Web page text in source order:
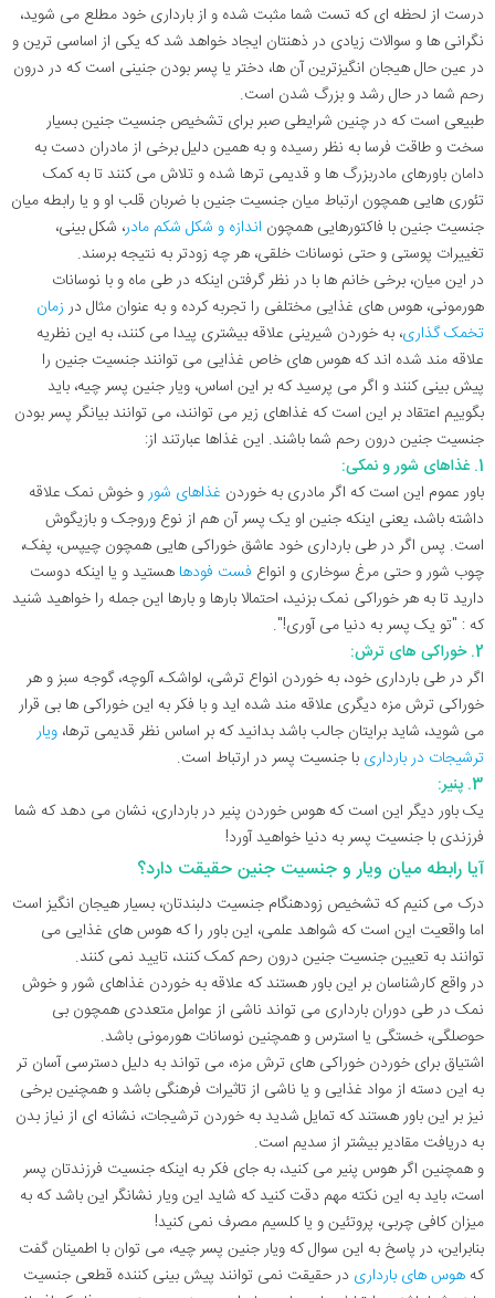
درست از لحظه ای که تست شما مثبت شده و از بارداری خود مطلع می شوید،
نگرانی ها و سوالات زیادی در ذهنتان ایجاد خواهد شد که یکی از اساسی ترین و
در عین حال هیجان انگیزترین آن ها، دختر یا پسر بودن جنینی است که در درون
رحم شما در حال رشد و بزرگ شدن است.
طبیعی است که در چنین شرایطی صبر برای تشخیص جنسیت جنین بسیار
سخت و طاقت فرسا به نظر رسیده و به همین دلیل برخی از مادران دست به
دامان باورهای مادربزرگ ها و قدیمی ترها شده و تلاش می کنند تا به کمک
تئوری هایی همچون ارتباط میان جنسیت جنین با ضربان قلب او و یا رابطه میان
جنسیت جنین با فاکتورهایی همچون اندازه و شکل شکم مادر، شکل بینی،
تغییرات پوستی و حتی نوسانات خلقی، هر چه زودتر به نتیجه برسند.
در این میان، برخی خانم ها با در نظر گرفتن اینکه در طی ماه و با نوسانات
هورمونی، هوس های غذایی مختلفی را تجربه کرده و به عنوان مثال در زمان
تخمک گذاری، به خوردن شیرینی علاقه بیشتری پیدا می کنند، به این نظریه
علاقه مند شده اند که هوس های خاص غذایی می توانند جنسیت جنین را
پیش بینی کنند و اگر می پرسید که بر این اساس، ویار جنین پسر چیه، باید
بگوییم اعتقاد بر این است که غذاهای زیر می توانند، می توانند بیانگر پسر بودن
جنسیت جنین درون رحم شما باشند. این غذاها عبارتند از:
1. غذاهای شور و نمکی:
باور عموم این است که اگر مادری به خوردن غذاهای شورو خوش نمک علاقه
داشته باشد، یعنی اینکه جنین او یک پسر آن هم از نوع وروجک و بازیگوش
است. پس اگر در طی بارداری خود عاشق خوراکی هایی همچون چیپس، پفک،
چوب شور و حتی مرغ سوخاری و انواع فست فودها هستید و یا اینکه دوست
دارید تا به هر خوراکی نمک بزنید، احتمالا بارها و بارها این جمله را خواهید شنید
که : "تو یک پسر به دنیا می آوری!".
2. خوراکی های ترش:
اگر در طی بارداری خود، به خوردن انواع ترشی، لواشک، آلوچه، گوجه سبز و هر
خوراکی ترش مزه دیگری علاقه مند شده اید و با فکر به این خوراکی ها بی قرار
می شوید، شاید برایتان جالب باشد بدانید که بر اساس نظر قدیمی ترها، ویار
ترشیجات در بارداری با جنسیت پسر در ارتباط است.
3. پنیر:
یک باور دیگر این است که هوس خوردن پنیر در بارداری، نشان می دهد که شما
فرزندی با جنسیت پسر به دنیا خواهید آورد!
آیا رابطه میان ویار و جنسیت جنین حقیقت دارد؟
درک می کنیم که تشخیص زودهنگام جنسیت دلبندتان، بسیار هیجان انگیز است
اما واقعیت این است که شواهد علمی، این باور را که هوس های غذایی می
توانند به تعیین جنسیت جنین درون رحم کمک کنند، تایید نمی کنند.
در واقع کارشناسان بر این باور هستند که علاقه به خوردن غذاهای شور و خوش
نمک در طی دوران بارداری می تواند ناشی از عوامل متعددی همچون بی
حوصلگی، خستگی یا استرس و همچنین نوسانات هورمونی باشد.
اشتیاق برای خوردن خوراکی های ترش مزه، می تواند به دلیل دسترسی آسان تر
به این دسته از مواد غذایی و یا ناشی از تاثیرات فرهنگی باشد و همچنین برخی
نیز بر این باور هستند که تمایل شدید به خوردن ترشیجات، نشانه ای از نیاز بدن
به دریافت مقادیر بیشتر از سدیم است.
و همچنین اگر هوس پنیر می کنید، به جای فکر به اینکه جنسیت فرزندتان پسر
است، باید به این نکته مهم دقت کنید که شاید این ویار نشانگر این باشد که به
میزان کافی چربی، پروتئین و یا کلسیم مصرف نمی کنید!
بنابراین، در پاسخ به این سوال که ویار جنین پسر چیه، می توان با اطمینان گفت
که هوس های بارداری در حقیقت نمی توانند پیش بینی کننده قطعی جنسیت